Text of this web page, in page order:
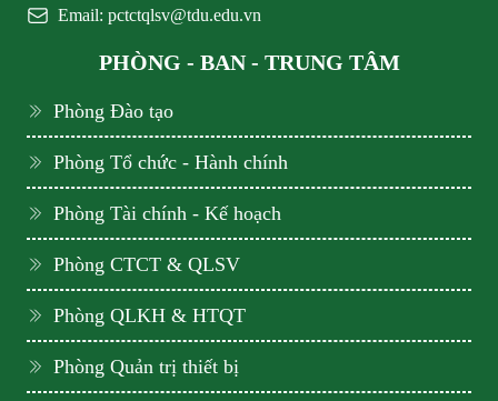
Email: pctctqlsv@tdu.edu.vn
PHÒNG - BAN - TRUNG TÂM
Phòng Đào tạo
Phòng Tổ chức - Hành chính
Phòng Tài chính - Kế hoạch
Phòng CTCT & QLSV
Phòng QLKH & HTQT
Phòng Quản trị thiết bị